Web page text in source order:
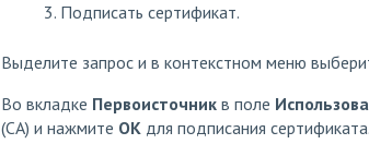
Подписать сертификат.
Выделите запрос и в контекстном меню
Во вкладке Первоисточникв поле
(CA) и нажмите OKдля подписания сертификата.